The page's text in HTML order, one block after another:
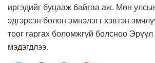
иргэдийг буцааж байгаа аж. Мөн
эдгэрсэн болон эмнэлэгт хэвтэн
тоог гаргах боломжгүй болсноо
мэдэгдлээ.